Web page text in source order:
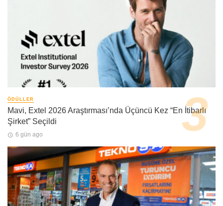
ÖDÜLLER
Mavi, Extel 2026 Araştırması’nda Üçüncü Kez “En İtibarlı
Şirket” Seçildi
6 gün ago